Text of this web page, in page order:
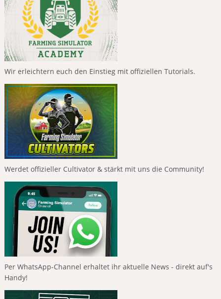
Wir erleichtern euch den Einstieg mit offiziellen Tutorials.
Werdet offizieller Cultivator & stärkt mit uns die Community!
Per WhatsApp-Channel erhaltet ihr aktuelle News - direkt auf's
Handy!